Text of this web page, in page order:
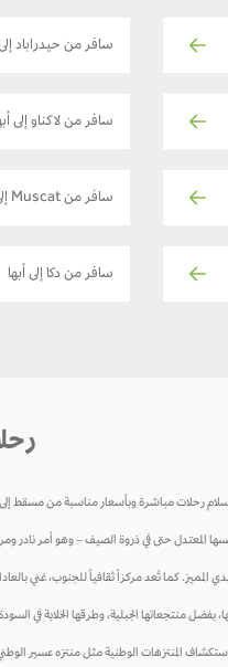
سافر من حيدراباد إلى
سافر من لاكناو إلى
سافر من Muscat إلى أبها
سافر من دكا إلى أبها
مباشرة وبأسعار مناسبة من مسقط إلى
المعتدل حتى في ذروة الصيف – وهو أمر نادر
المميز. كما تُعد مركزاً ثقافياً للجنوب، غني
منتجعاتها الجبلية، وطرقها الخلابة في
المنتزهات الوطنية مثل منتزه عسير